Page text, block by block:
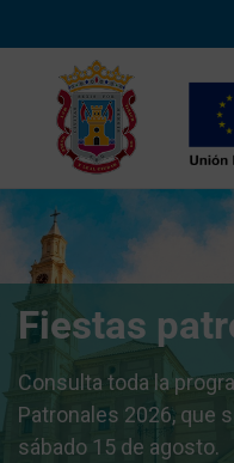
Fiestas
Consulta toda la
Patronales 2026, que
sábado 15 de agosto.